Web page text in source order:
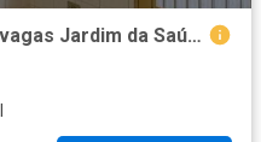
Sobrado 4 quartos, suíte, 4 vagas Jardim da Saúde